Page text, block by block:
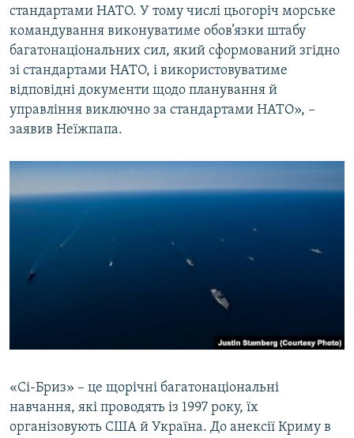
стандартами НАТО. У тому числі цьогоріч морське
командування виконуватиме обов’язки штабу
багатонаціональних сил, який сформований згідно
зі стандартами НАТО, і використовуватиме
відповідні документи щодо планування й
управління виключно за стандартами НАТО», –
заявив Неїжпапа.
«Сі-Бриз» – це щорічні багатонаціональні
навчання, які проводять із 1997 року, їх
організовують США й Україна. До анексії Криму в